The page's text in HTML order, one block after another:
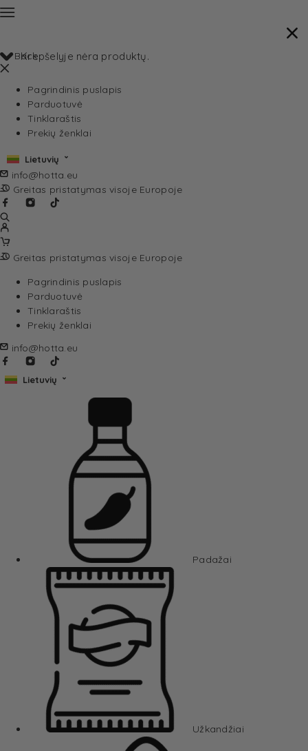
Krepšelyje nėra produktų.
Back
Pagrindinis puslapis
Parduotuvė
Tinklaraštis
Prekių ženklai
Lietuvių
info@hotta.eu
Greitas pristatymas visoje Europoje
Greitas pristatymas visoje Europoje
Pagrindinis puslapis
Parduotuvė
Tinklaraštis
Prekių ženklai
info@hotta.eu
Lietuvių
Padažai
Užkandžiai